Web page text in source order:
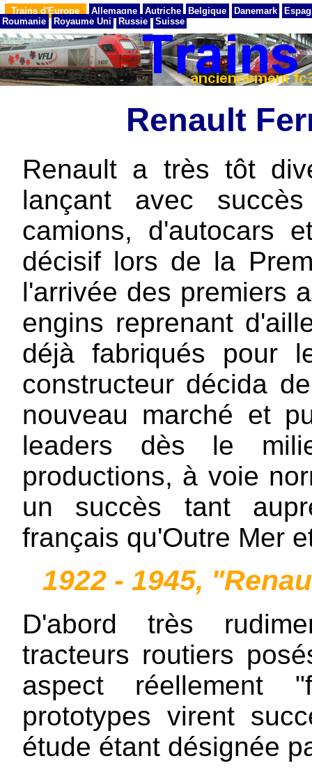
Trains d'Europe Allemagne Autriche Belgique Danemark
Roumanie
Royaume Uni Russie Suisse
Renault
Renault a très tôt
lançant avec
camions, d'autocars
décisif lors de la
l'arrivée des premiers
engins reprenant
déjà fabriqués pour
constructeur décida
nouveau marché et
leaders dès le
productions, à voie
un succès tant
français qu'Outre Mer
1922 - 1945,
D'abord très
tracteurs routiers
aspect réellement
prototypes virent
étude étant désignée